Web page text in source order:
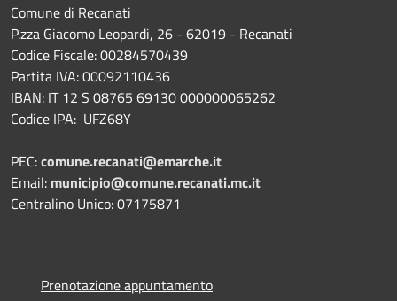
Comune di Recanati
P.zza Giacomo Leopardi, 26 - 62019 - Recanati
Codice Fiscale: 00284570439
Partita IVA: 00092110436
IBAN: IT 12 S 08765 69130 000000065262
Codice IPA: UFZ68Y
PEC:comune.recanati@emarche.it
Email: municipio@comune.recanati.mc.it
Centralino Unico: 07175871
Prenotazione appuntamento